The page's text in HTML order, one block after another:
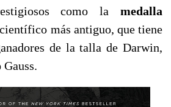
como la medalla
más antiguo, que tiene
de la talla de Darwin,